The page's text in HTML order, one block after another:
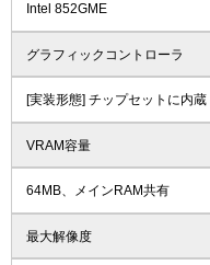
Intel 852GME
グラフィックコントローラ
[実装形態] チップセットに内蔵
VRAM容量
64MB、メインRAM共有
最大解像度